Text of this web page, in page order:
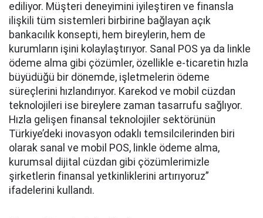
ediliyor. Müşteri deneyimini iyileştiren ve finansla
ilişkili tüm sistemleri birbirine bağlayan açık
bankacılık konsepti, hem bireylerin, hem de
kurumların işini kolaylaştırıyor. Sanal POS ya da linkle
ödeme alma gibi çözümler, özellikle e-ticaretin hızla
büyüdüğü bir dönemde, işletmelerin ödeme
süreçlerini hızlandırıyor. Karekod ve mobil cüzdan
teknolojileri ise bireylere zaman tasarrufu sağlıyor.
Hızla gelişen finansal teknolojiler sektörünün
Türkiye’deki inovasyon odaklı temsilcilerinden biri
olarak sanal ve mobil POS, linkle ödeme alma,
kurumsal dijital cüzdan gibi çözümlerimizle
şirketlerin finansal yetkinliklerini artırıyoruz”
ifadelerini kullandı.